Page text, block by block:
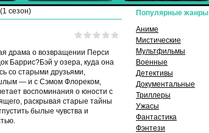
сезон)
драма о возвращении Перси
Баррис?Бэй у озера, куда она
со старыми друзьями,
— и с Сэмом Флореком,
воспоминания о юности с
раскрывая старые тайны
былые чувства и
Популярные жанры
Аниме
Мистические
Мультфильмы
Военные
Детективы
Документальные
Триллеры
Ужасы
Фантастика
Фэнтези